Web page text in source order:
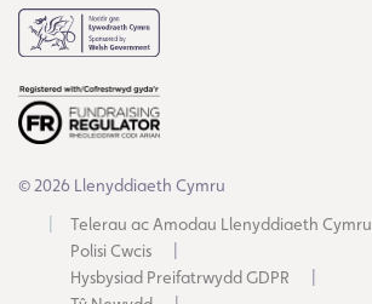
© 2026 Llenyddiaeth Cymru
Telerau ac Amodau Llenyddiaeth Cymru
Polisi Cwcis
Hysbysiad Preifatrwydd GDPR